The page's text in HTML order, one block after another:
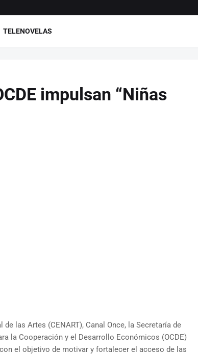
TELENOVELAS
impulsan “Niñas
las Artes (CENART), Canal Once, la Secretaría de
la Cooperación y el Desarrollo Económicos (OCDE)
con el objetivo de motivar y fortalecer el acceso de las